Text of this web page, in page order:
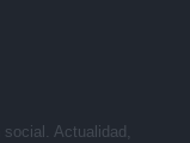
Actualidad,